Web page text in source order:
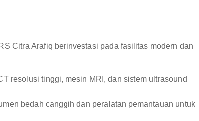
Citra Arafiq berinvestasi pada fasilitas modern dan
resolusi tinggi, mesin MRI, dan sistem ultrasound
bedah canggih dan peralatan pemantauan untuk